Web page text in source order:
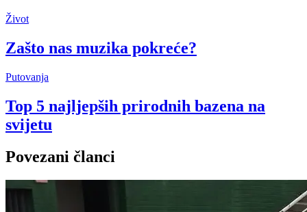
Život
Zašto nas muzika pokreće?
Putovanja
Top 5 najljepših prirodnih bazena na
svijetu
Povezani članci